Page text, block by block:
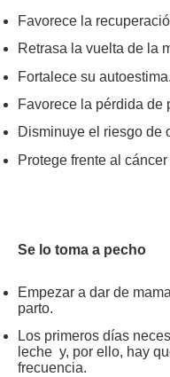
Favorece la
Retrasa la vuelta de la
Fortalece su autoestima.
Favorece la pérdida de
Disminuye el riesgo de
Protege frente al
Se lo toma a pecho
Empezar a dar de
parto.
Los primeros días
leche y, por ello, hay
frecuencia.